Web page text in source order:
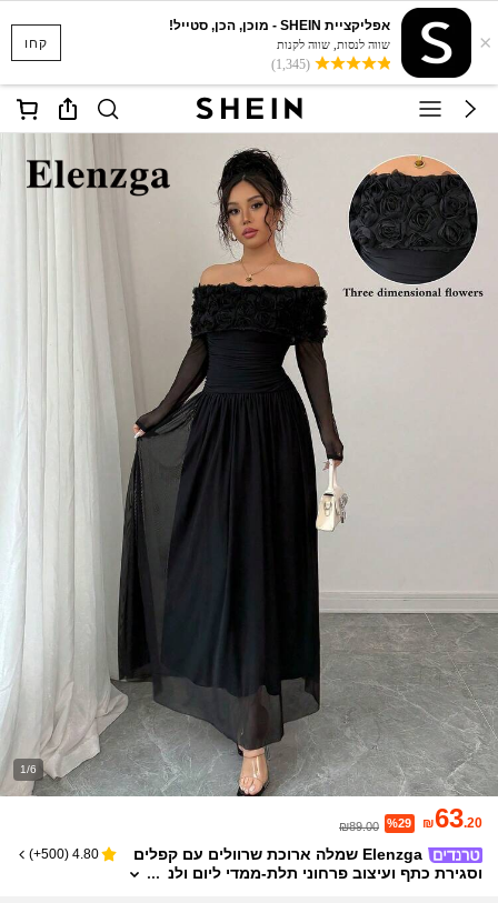
קחו ×
אפליקציית SHEIN - מוכן, הכן, סטייל!
שווה לנסות, שווה לקנות
(1,345)
1/6
₪63.20
%29
₪89.00
Elenzga שמלה ארוכת שרוולים עם קפלים
וסגירת כתף ועיצוב פרחוני תלת-ממדי ליום ולנ
4.80
(
500+
)